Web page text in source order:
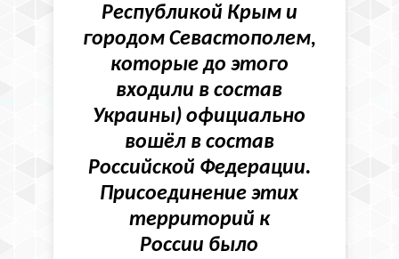
Республикой Крым и
городом Севастополем,
которые до этого
входили в состав
Украины) официально
вошёл в состав
Российской Федерации.
Присоединение этих
территорий к
России было